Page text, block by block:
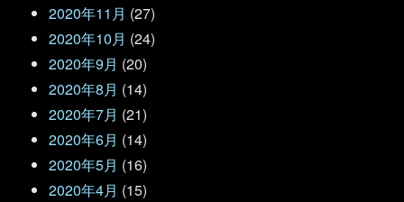
2020年11月 (27)
2020年10月 (24)
2020年9月 (20)
2020年8月 (14)
2020年7月 (21)
2020年6月 (14)
2020年5月 (16)
2020年4月 (15)